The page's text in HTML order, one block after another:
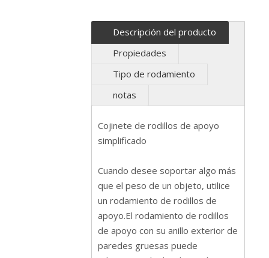
Descripción del producto
Propiedades
Tipo de rodamiento
notas
Cojinete de rodillos de apoyo
simplificado
Cuando desee soportar algo más
que el peso de un objeto, utilice
un rodamiento de rodillos de
apoyo.El rodamiento de rodillos
de apoyo con su anillo exterior de
paredes gruesas puede